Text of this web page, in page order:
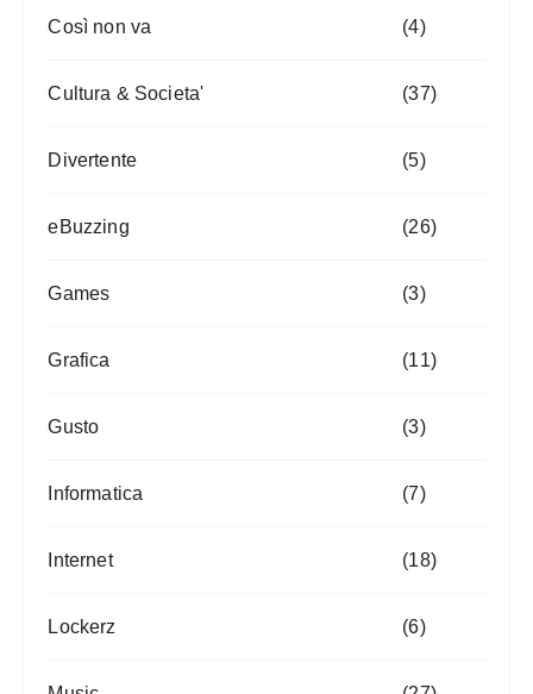
Così non va (4)
Cultura & Societa' (37)
Divertente (5)
eBuzzing (26)
Games (3)
Grafica (11)
Gusto (3)
Informatica (7)
Internet (18)
Lockerz (6)